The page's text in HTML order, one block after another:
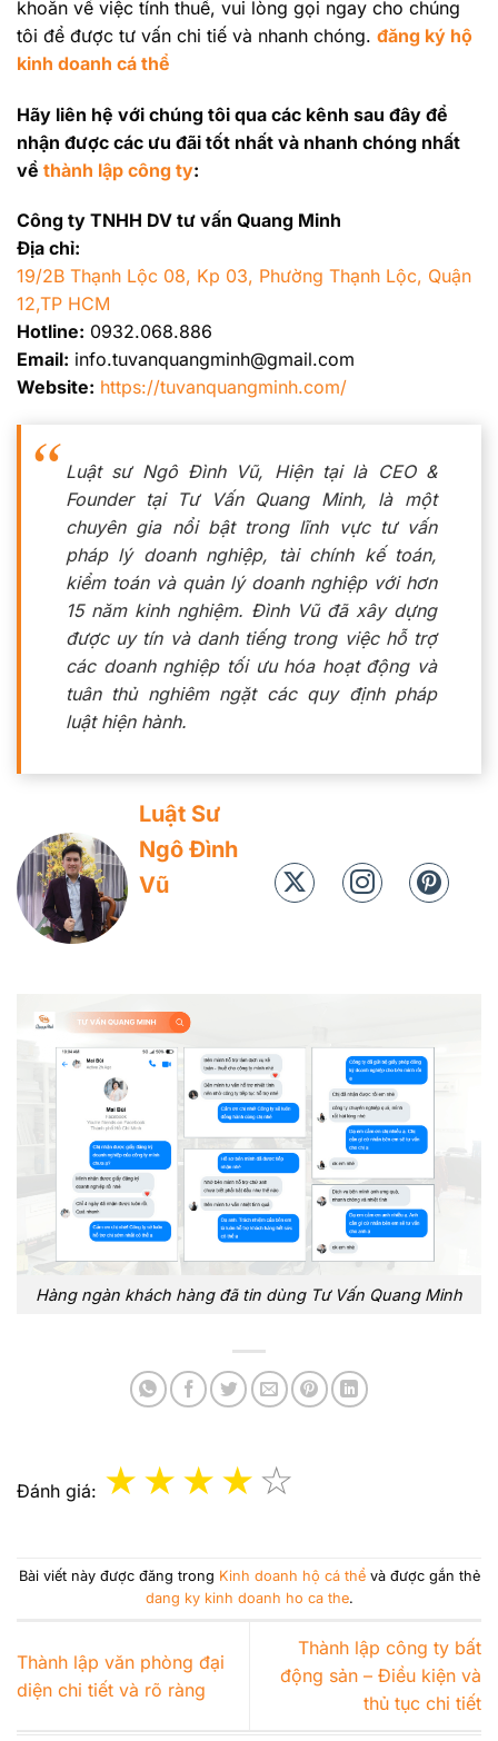
khoăn về việc tính thuế, vui lòng gọi ngay cho chúng
tôi để được tư vấn chi tiế và nhanh chóng. đăng ký hộ
kinh doanh cá thể
Hãy liên hệ với chúng tôi qua các kênh sau đây để
nhận được các ưu đãi tốt nhất và nhanh chóng nhất
về thành lập công ty:
Công ty TNHH DV tư vấn Quang Minh
Địa chỉ:
19/2B Thạnh Lộc 08, Kp 03, Phường Thạnh Lộc, Quận
12,TP HCM
Hotline: 0932.068.886
Email: info.tuvanquangminh@gmail.com
Website: https://tuvanquangminh.com/
Luật sư Ngô Đình Vũ, Hiện tại là CEO &
Founder tại Tư Vấn Quang Minh, là một
chuyên gia nổi bật trong lĩnh vực tư vấn
pháp lý doanh nghiệp, tài chính kế toán,
kiểm toán và quản lý doanh nghiệp với hơn
15 năm kinh nghiệm. Đình Vũ đã xây dựng
được uy tín và danh tiếng trong việc hỗ trợ
các doanh nghiệp tối ưu hóa hoạt động và
tuân thủ nghiêm ngặt các quy định pháp
luật hiện hành.
Luật Sư
Ngô Đình
Vũ
Hàng ngàn khách hàng đã tin dùng Tư Vấn Quang Minh
Đánh giá:
Bài viết này được đăng trong Kinh doanh hộ cá thểvà được gắn thẻ
dang ky kinh doanh ho ca the.
Thành lập văn phòng đại
diện chi tiết và rõ ràng
Thành lập công ty bất
động sản – Điều kiện và
thủ tục chi tiết